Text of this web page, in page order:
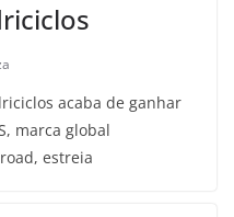
acaba de ganhar
marca global
estreia